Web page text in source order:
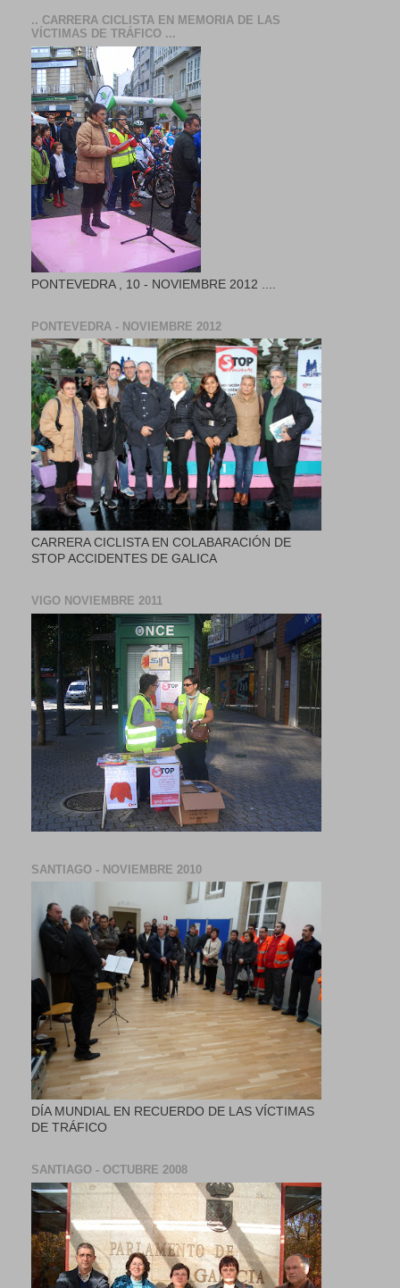
.. CARRERA CICLISTA EN MEMORIA DE LAS
VÍCTIMAS DE TRÁFICO ...
PONTEVEDRA , 10 - NOVIEMBRE 2012 ....
PONTEVEDRA - NOVIEMBRE 2012
CARRERA CICLISTA EN COLABARACIÓN DE
STOP ACCIDENTES DE GALICA
VIGO NOVIEMBRE 2011
SANTIAGO - NOVIEMBRE 2010
DÍA MUNDIAL EN RECUERDO DE LAS VÍCTIMAS
DE TRÁFICO
SANTIAGO - OCTUBRE 2008